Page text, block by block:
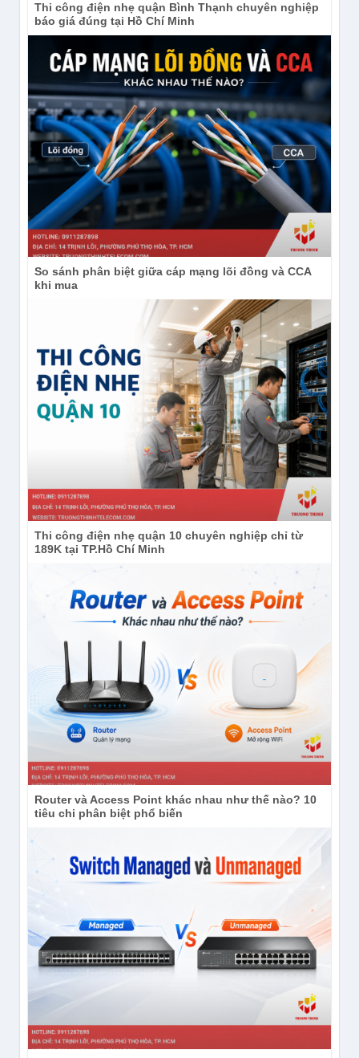
Thi công điện nhẹ quận Bình Thạnh chuyên nghiệp
báo giá đúng tại Hồ Chí Minh
So sánh phân biệt giữa cáp mạng lõi đồng và CCA
khi mua
Thi công điện nhẹ quận 10 chuyên nghiệp chỉ từ
189K tại TP.Hồ Chí Minh
Router và Access Point khác nhau như thế nào? 10
tiêu chi phân biệt phổ biến